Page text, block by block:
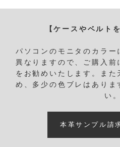
【ケースやベルト
パソコンのモニタのカラー
異なりますので、ご購入前
をお勧めいたします。
また
め、多少の色ブレはありま
い。
本革サンプル請